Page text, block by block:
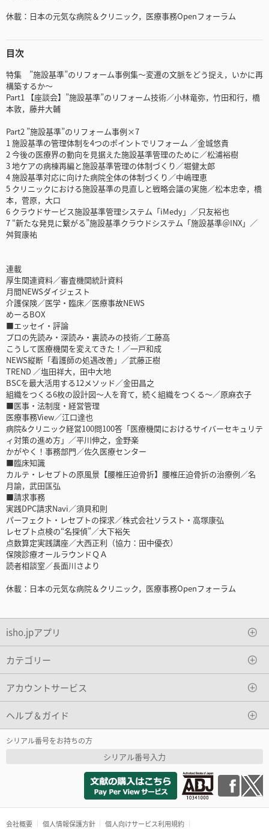
休載：日本の元気な病院＆クリニック，医療事務Openフォーラム
目次
特集 ”施設基準”のリフォーム事例集～変遷の文脈をどう捉え，いかに再
構築するか～
Part1 【座談会】”施設基準”のリフォーム技術／小林竜弥，竹田和行，橋
本敦，藤井大輔
Part2 ”施設基準”のリフォーム事例×7
1 施設基準の管理体制を4つのポイントでリフォーム ／金城悠貴
2 今後の医療界の動向を見据えた施設基準管理のために／松浦裕樹
3 地ケアの病棟再編と施設基準管理の体制づくり／堀健太郎
4 施設基準対応に向けた病院全体の体制づくり／中嶋理恵
5 クリニックにおける施設基準の見直しと戦略会議の実施／松本忠幸，橋
本，菅原，大口
6 クラウドサービス施設基準管理システム「iMedy」／只友裕也
7 “新たな発見に繋がる”施設基準クラウドシステム「施設基準＠INX」／
舛賀康祐
連載
厚生関連資料／審査機関統計資料
月間NEWSダイジェスト
介護保険／医学・臨床／医療事故NEWS
めーるBOX
■エッセイ・評論
プロの先読み・深読み・裏読みの技術／工藤高
こうして医療機関を変えてきた！／一戸和成
NEWS縦断「看護師の処遇改善」／武藤正樹
TREND ／塩田祥大，田中大地
BSCを最大活用する12メソッド／金田昌之
組織をつくる6枚の設計図～人を育て，続く組織をつくる～／原麻衣子
■医事・法制度・経営管理
医療事務View／江口達也
病院&クリニック経営100問100答「医療機関におけるサイバーセキュリテ
ィ対策の進め方」／平川伸之，金野楽
かがやく！事務部門／佐久医療センター
■臨床知識
カルテ・レセプトの原風景【腰椎圧迫骨折】腰椎圧迫骨折の治療例／名
月諭，武田匤弘
■請求事務
実践DPC請求Navi／須貝和則
パーフェクト・レセプトの探求／株式会社ソラスト・高塚康弘
レセプト点検の“名探偵”／大下裕矢
点数算定実践講座／大西正利（協力：田中優衣）
保険診療オールラウンドＱＡ
読者相談室／長面川さより
休載：日本の元気な病院＆クリニック，医療事務Openフォーラム
isho.jpアプリ
カテゴリー
アカウントサービス
ヘルプ＆ガイド
シリアル番号をお持ちの方
シリアル番号入力
会社概要 個人情報保護方針 個人向けサービス利用規約